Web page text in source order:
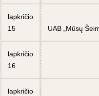
lapkričio
15
UAB „Mūsų
lapkričio
16
lapkričio